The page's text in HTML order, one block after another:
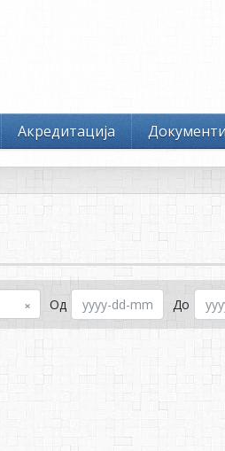
Акредитација Документи
× Од До